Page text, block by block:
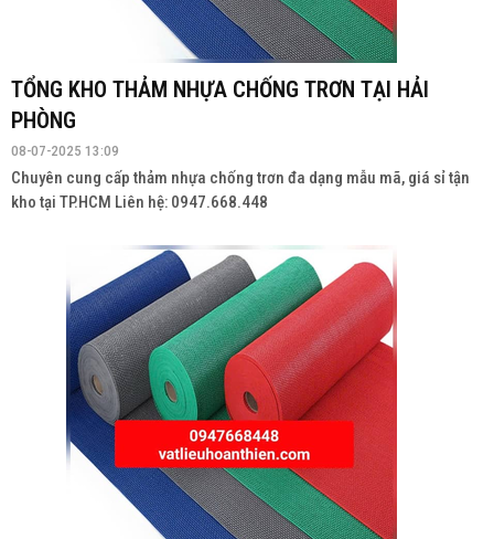
TỔNG KHO THẢM NHỰA CHỐNG TRƠN TẠI HẢI
PHÒNG
08-07-2025 13:09
Chuyên cung cấp thảm nhựa chống trơn đa dạng mẫu mã, giá sỉ tận
kho tại TP.HCM Liên hệ: 0947.668.448